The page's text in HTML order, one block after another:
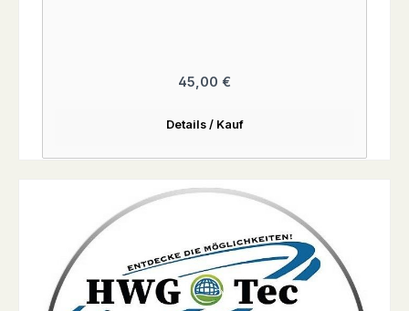
Regulärer Preis:
45,00 €
Details / Kauf